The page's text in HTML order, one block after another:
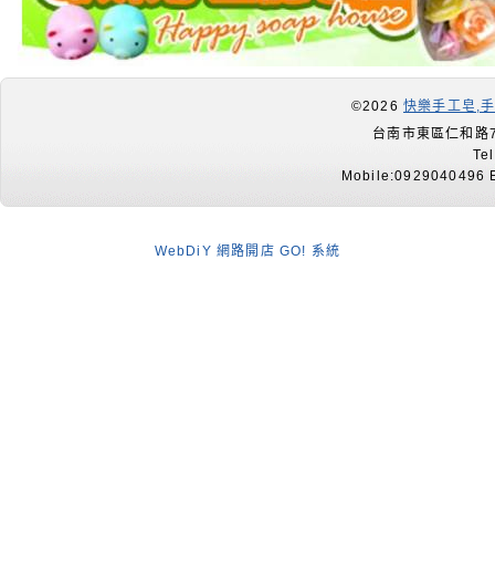
©2026 快樂手工皂,
台南市東區仁和
Mobile:0929040496
WebDiY 網路開店 GO! 系統